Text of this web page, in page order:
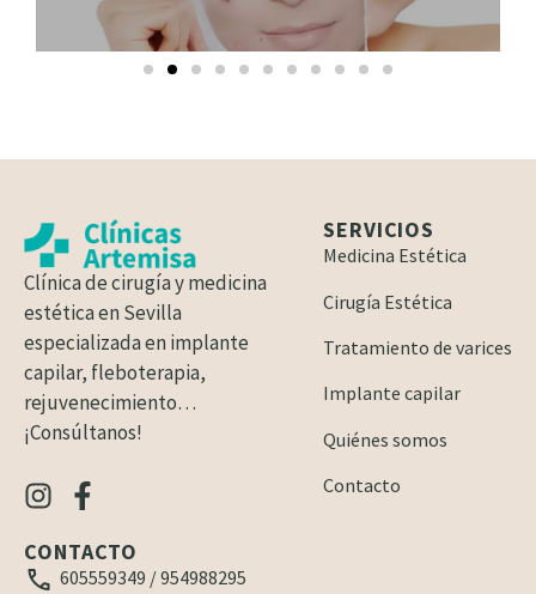
Clínica de cirugía y medicina
estética en Sevilla
especializada en implante
capilar, fleboterapia,
rejuvenecimiento…
¡Consúltanos!
SERVICIOS
Medicina Estética
Cirugía Estética
Tratamiento de varices
Implante capilar
Quiénes somos
Contacto
CONTACTO
605559349 /954988295